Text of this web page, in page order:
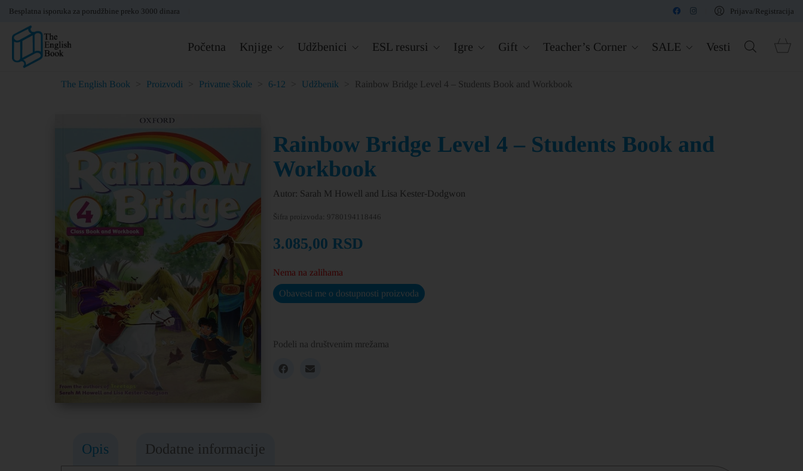
Besplatna isporuka za porudžbine preko 3000 dinara Prijava/Registracija
Početna Knjige Udžbenici ESL resursi Igre Gift Teacher’s Corner SALE Vesti
The English Book Proizvodi Privatne škole 6-12 Udžbenik Rainbow Bridge Level 4 – Students Book and Workbook
Rainbow Bridge Level 4 – Students Book and
Workbook
Autor: Sarah M Howell and Lisa Kester-Dodgwon
Šifra proizvoda: 9780194118446
3.085,00 RSD
Nema na zalihama
Obavesti me o dostupnosti proizvoda
Podeli na društvenim mrežama
Opis Dodatne informacije